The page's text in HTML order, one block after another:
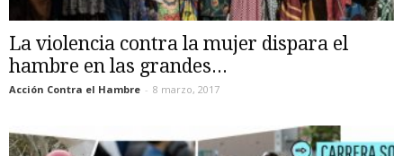
La violencia contra la mujer dispara el
hambre en las grandes...
Acción Contra el Hambre - 8 marzo, 2017